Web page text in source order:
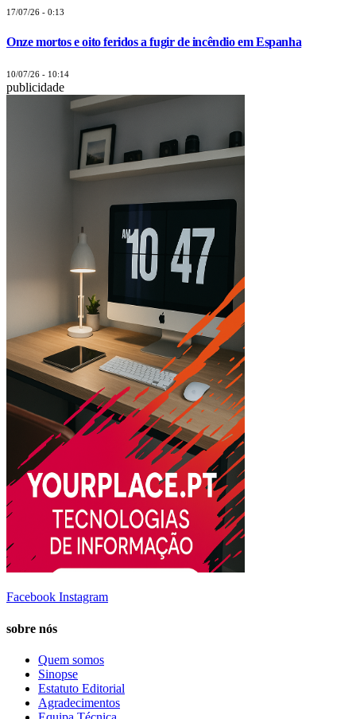
17/07/26 - 0:13
Onze mortos e oito feridos a fugir de incêndio em Espanha
10/07/26 - 10:14
publicidade
Facebook Instagram
sobre nós
Quem somos
Sinopse
Estatuto Editorial
Agradecimentos